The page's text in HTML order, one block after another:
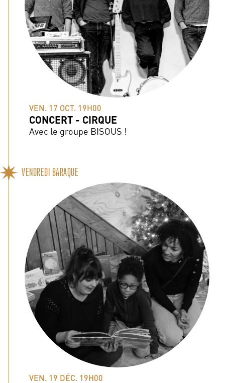
VEN. 17 OCT. 19H00
CONCERT - CIRQUE
Avec le groupe BISOUS !
VENDREDI BARAQUE
VEN. 19 DÉC. 19H00